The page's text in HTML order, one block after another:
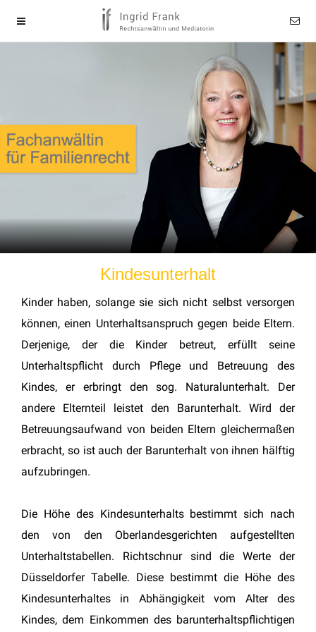
Kindesunterhalt
Kinder haben, solange sie sich nicht selbst versorgen
können, einen Unterhaltsanspruch gegen beide Eltern.
Derjenige, der die Kinder betreut, erfüllt seine
Unterhaltspflicht durch Pflege und Betreuung des
Kindes, er erbringt den sog. Naturalunterhalt. Der
andere Elternteil leistet den Barunterhalt. Wird der
Betreuungsaufwand von beiden Eltern gleichermaßen
erbracht, so ist auch der Barunterhalt von ihnen hälftig
aufzubringen.
Die Höhe des Kindesunterhalts bestimmt sich nach
den von den Oberlandesgerichten aufgestellten
Unterhaltstabellen. Richtschnur sind die Werte der
Düsseldorfer Tabelle. Diese bestimmt die Höhe des
Kindesunterhaltes in Abhängigkeit vom Alter des
Kindes, dem Einkommen des barunterhaltspflichtigen